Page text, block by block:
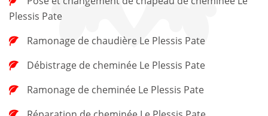
Plessis Pate
Ramonage de chaudière Le Plessis Pate
Débistrage de cheminée Le Plessis Pate
Ramonage de cheminée Le Plessis Pate